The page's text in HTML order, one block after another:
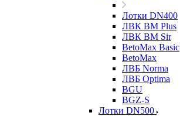
Лотки DN400
ЛВК ВМ Plus
ЛВК ВМ Sir
BetoMax Basic
BetoMax
ЛВБ Norma
ЛВБ Optima
BGU
BGZ-S
Лотки DN500